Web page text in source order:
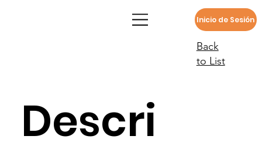
Inicio de Sesión
Back
to List
Descri